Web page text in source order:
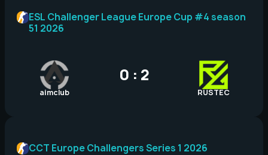
aimclub
0 : 2
RUSTEC
ESL Challenger League Europe Cup #4 season
51 2026
CCT Europe Challengers Series 1 2026